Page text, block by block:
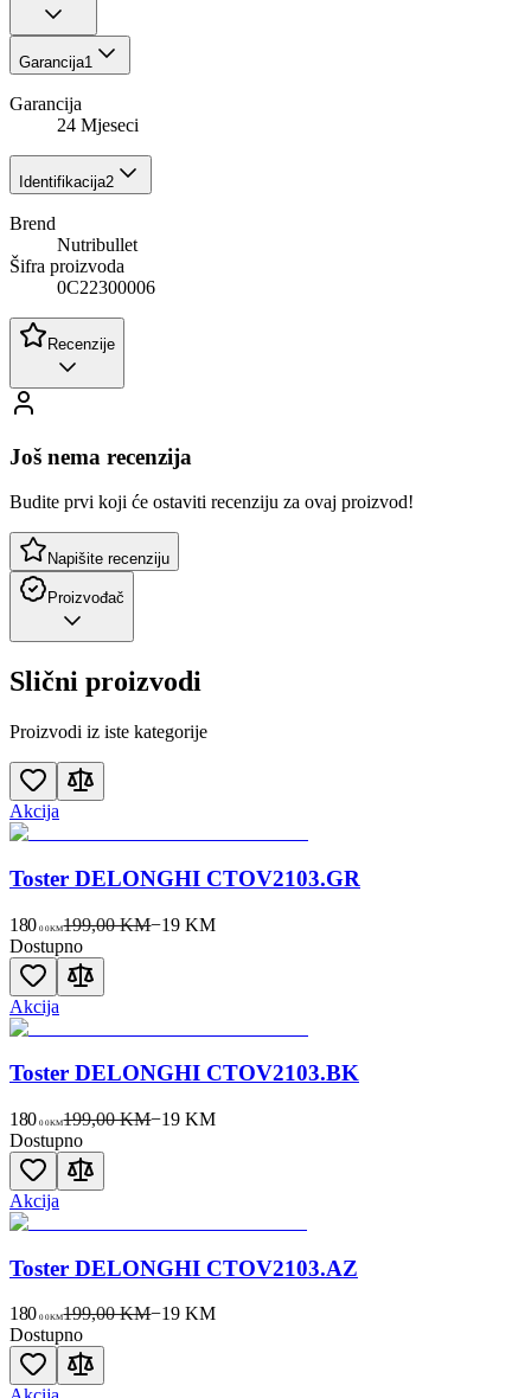
Garancija1
Garancija
24 Mjeseci
Identifikacija2
Brend
Nutribullet
Šifra proizvoda
0C22300006
Recenzije
Još nema recenzija
Budite prvi koji će ostaviti recenziju za ovaj proizvod!
Napišite recenziju
Proizvođač
Slični proizvodi
Proizvodi iz iste kategorije
Akcija
Toster DELONGHI CTOV2103.GR
180 00KM199,00 KM−19 KM
Dostupno
Akcija
Toster DELONGHI CTOV2103.BK
180 00KM199,00 KM−19 KM
Dostupno
Akcija
Toster DELONGHI CTOV2103.AZ
180 00KM199,00 KM−19 KM
Dostupno